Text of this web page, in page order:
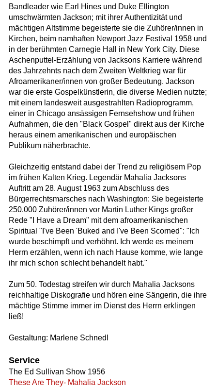
Bandleader wie Earl Hines und Duke Ellington
umschwärmten Jackson; mit ihrer Authentizität und
mächtigen Altstimme begeisterte sie die Zuhörer/innen in
Kirchen, beim namhaften Newport Jazz Festival 1958 und
in der berühmten Carnegie Hall in New York City. Diese
Aschenputtel-Erzählung von Jacksons Karriere während
des Jahrzehnts nach dem Zweiten Weltkrieg war für
Afroamerikaner/innen von großer Bedeutung. Jackson
war die erste Gospelkünstlerin, die diverse Medien nutzte;
mit einem landesweit ausgestrahlten Radioprogramm,
einer in Chicago ansässigen Fernsehshow und frühen
Aufnahmen, die den "Black Gospel" direkt aus der Kirche
heraus einem amerikanischen und europäischen
Publikum näherbrachte.
Gleichzeitig entstand dabei der Trend zu religiösem Pop
im frühen Kalten Krieg. Legendär Mahalia Jacksons
Auftritt am 28. August 1963 zum Abschluss des
Bürgerrechtsmarsches nach Washington: Sie begeisterte
250.000 Zuhörer/innen vor Martin Luther Kings großer
Rede "I Have a Dream" mit dem afroamerikanischen
Spiritual "I've Been 'Buked and I've Been Scorned": "Ich
wurde beschimpft und verhöhnt. Ich werde es meinem
Herrn erzählen, wenn ich nach Hause komme, wie lange
ihr mich schon schlecht behandelt habt."
Zum 50. Todestag streifen wir durch Mahalia Jacksons
reichhaltige Diskografie und hören eine Sängerin, die ihre
mächtige Stimme immer im Dienst des Herrn erklingen
ließ!
Gestaltung: Marlene Schnedl
Service
The Ed Sullivan Show 1956
These Are They- Mahalia Jackson